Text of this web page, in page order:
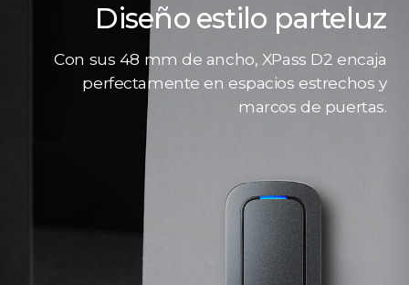
Diseño estilo parteluz
Con sus 48 mm de ancho, XPass D2 encaja
perfectamente en espacios estrechos y
marcos de puertas.